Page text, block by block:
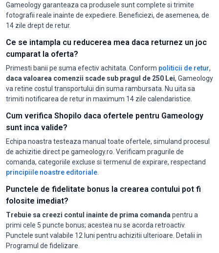
Gameology garanteaza ca produsele sunt complete si trimite
fotografii reale inainte de expediere. Beneficiezi, de asemenea, de
14 zile drept de retur.
Ce se intampla cu reducerea mea daca returnez un joc
cumparat la oferta?
Primesti banii pe suma efectiv achitata. Conform politicii de retur,
daca valoarea comenzii scade sub pragul de 250 Lei, Gameology
va retine costul transportului din suma rambursata. Nu uita sa
trimiti notificarea de retur in maximum 14 zile calendaristice.
Cum verifica Shopilo daca ofertele pentru Gameology
sunt inca valide?
Echipa noastra testeaza manual toate ofertele, simuland procesul
de achizitie direct pe gameology.ro. Verificam pragurile de
comanda, categoriile excluse si termenul de expirare, respectand
principiile noastre editoriale
Punctele de fidelitate bonus la crearea contului pot fi
folosite imediat?
Trebuie sa creezi contul inainte de prima comanda pentru a
primi cele 5 puncte bonus; acestea nu se acorda retroactiv.
Punctele sunt valabile 12 luni pentru achizitii ulterioare. Detalii in
Programul de fidelizare.